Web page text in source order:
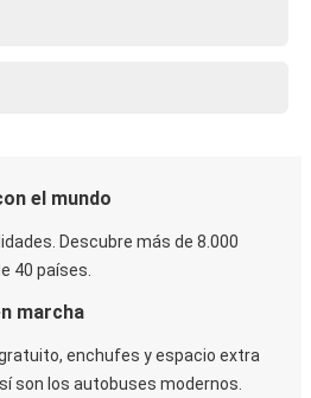
el mundo
Descubre más de 8.000
40 países.
marcha
enchufes y espacio extra
son los autobuses modernos.